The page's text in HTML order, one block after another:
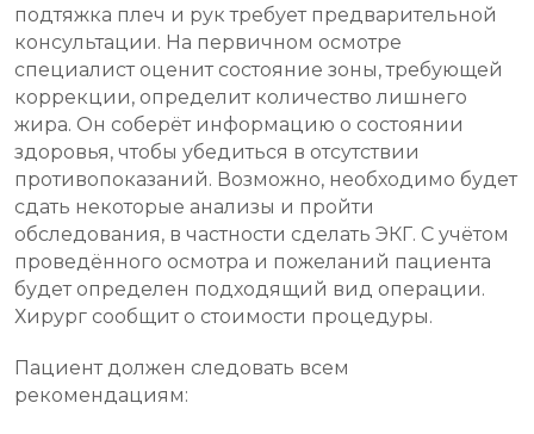
подтяжка плеч и рук требует предварительной
консультации. На первичном осмотре
специалист оценит состояние зоны, требующей
коррекции, определит количество лишнего
жира. Он соберёт информацию о состоянии
здоровья, чтобы убедиться в отсутствии
противопоказаний. Возможно, необходимо будет
сдать некоторые анализы и пройти
обследования, в частности сделать ЭКГ. С учётом
проведённого осмотра и пожеланий пациента
будет определен подходящий вид операции.
Хирург сообщит о стоимости процедуры.
Пациент должен следовать всем
рекомендациям: